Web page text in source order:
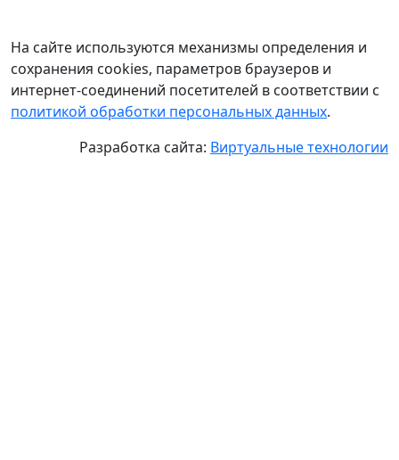
На сайте используются механизмы определения и
сохранения cookies, параметров браузеров и
интернет-соединений посетителей в соответствии с
политикой обработки персональных данных.
Разработка сайта: Виртуальные технологии